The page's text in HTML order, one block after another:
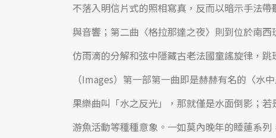
不落入明信片式的照相寫真，反而以暗示手法
與音響；第二曲〈格拉那達之夜〉則到位於南
仿雨滴的分解和弦中隱藏古老法國童謠旋律，
（Images）第一部第一曲即是赫赫有名的〈
果樂曲叫「水之反光」，那就僅是水面倒影；
游魚活動等種種意象。一如莫內晚年的睡蓮系